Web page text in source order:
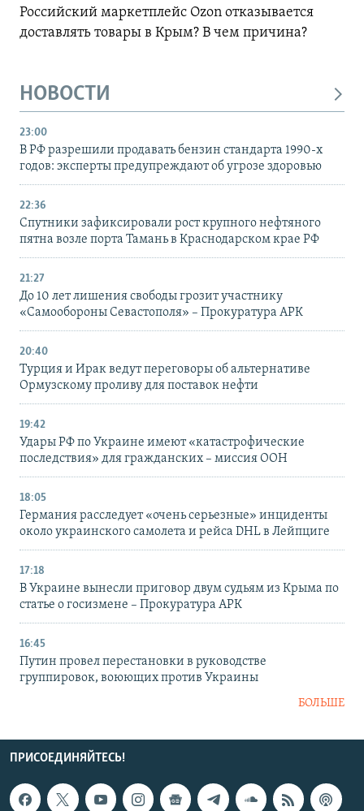
Российский маркетплейс Ozon отказывается
доставлять товары в Крым? В чем причина?
НОВОСТИ
23:00
В РФ разрешили продавать бензин стандарта 1990-х
годов: эксперты предупреждают об угрозе здоровью
22:36
Спутники зафиксировали рост крупного нефтяного
пятна возле порта Тамань в Краснодарском крае РФ
21:27
До 10 лет лишения свободы грозит участнику
«Самообороны Севастополя» – Прокуратура АРК
20:40
Турция и Ирак ведут переговоры об альтернативе
Ормузскому проливу для поставок нефти
19:42
Удары РФ по Украине имеют «катастрофические
последствия» для гражданских – миссия ООН
18:05
Германия расследует «очень серьезные» инциденты
около украинского самолета и рейса DHL в Лейпциге
17:18
В Украине вынесли приговор двум судьям из Крыма по
статье о госизмене – Прокуратура АРК
16:45
Путин провел перестановки в руководстве
группировок, воюющих против Украины
БОЛЬШЕ
ПРИСОЕДИНЯЙТЕСЬ!